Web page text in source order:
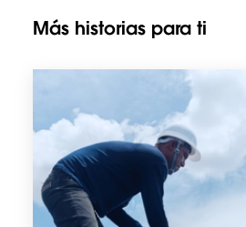
Más historias para ti